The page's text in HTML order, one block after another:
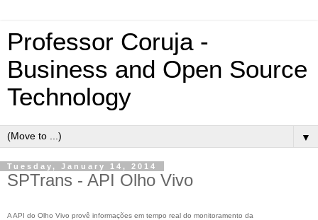
Professor Coruja -
Business and Open Source
Technology
▼
Tuesday, January 14, 2014
SPTrans - API Olho Vivo
A API do Olho Vivo provê informações em tempo real do monitoramento da